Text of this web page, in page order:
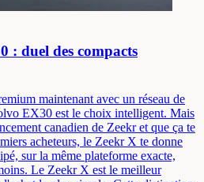
: duel des compacts
maintenant avec un réseau de
EX30 est le choix intelligent. Mais
canadien de Zeekr et que ça te
acheteurs, le Zeekr X te donne
sur la même plateforme exacte,
Le Zeekr X est le meilleur